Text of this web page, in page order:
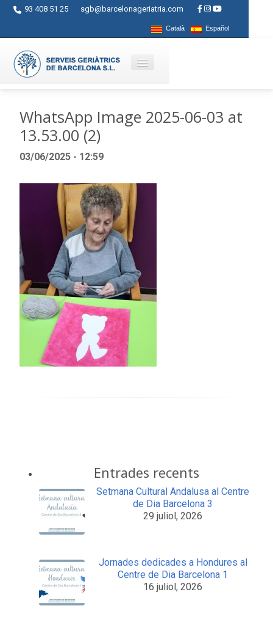
93 408 51 25 sgb@barcelonageriatria.com
Català Español
Serveis
Activitats
Centres
Blog
WhatsApp Image 2025-06-03 at
13.53.00 (2)
03/06/2025 - 12:59
Entrades recents
Setmana Cultural Andalusa al Centre
de Dia Barcelona 3
29 juliol, 2026
Jornades dedicades a Hondures al
Centre de Dia Barcelona 1
16 juliol, 2026